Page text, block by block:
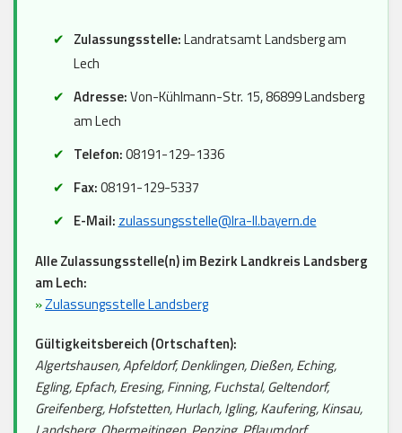
Zulassungsstelle:Landratsamt Landsberg am
Lech
Adresse:Von-Kühlmann-Str. 15, 86899 Landsberg
am Lech
Telefon:08191-129-1336
Fax:08191-129-5337
E-Mail: zulassungsstelle@lra-ll.bayern.de
Alle Zulassungsstelle(n) im Bezirk Landkreis Landsberg
am Lech:
»Zulassungsstelle Landsberg
Gültigkeitsbereich (Ortschaften):
Algertshausen, Apfeldorf, Denklingen, Dießen, Eching,
Egling, Epfach, Eresing, Finning, Fuchstal, Geltendorf,
Greifenberg, Hofstetten, Hurlach, Igling, Kaufering, Kinsau,